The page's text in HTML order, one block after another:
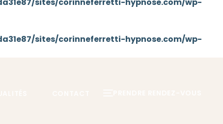
sites/corinneferretti-hypnose.com/wp-